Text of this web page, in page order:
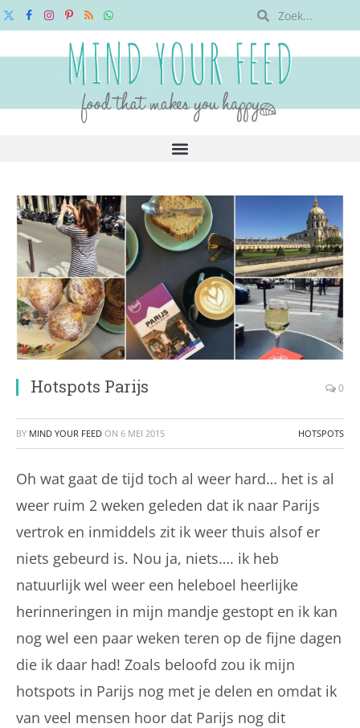
X
FacebookInstagram
Pinterest
RSSWhatsApp
Hotspots Parijs 0
BY MIND YOUR FEED ON 6 MEI 2015 HOTSPOTS
Oh wat gaat de tijd toch al weer hard… het is al
weer ruim 2 weken geleden dat ik naar Parijs
vertrok en inmiddels zit ik weer thuis alsof er
niets gebeurd is. Nou ja, niets…. ik heb
natuurlijk wel weer een heleboel heerlijke
herinneringen in mijn mandje gestopt en ik kan
nog wel een paar weken teren op de fijne dagen
die ik daar had! Zoals beloofd zou ik mijn
hotspots in Parijs nog met je delen en omdat ik
van veel mensen hoor dat Parijs nog dit